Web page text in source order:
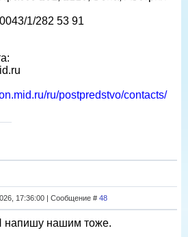
1/282 53 91
ru/postpredstvo/contacts/
17:36:00 | Сообщение # 48
нашим тоже.